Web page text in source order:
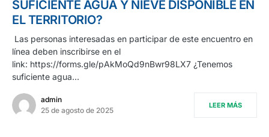
SUFICIENTE AGUA Y NIEVE DISPONIBLE EN
EL TERRITORIO?
Las personas interesadas en participar de este encuentro en
línea deben inscribirse en el
link: https://forms.gle/pAkMoQd9nBwr98LX7 ¿Tenemos
suficiente agua…
admin
25 de agosto de 2025
LEER MÁS